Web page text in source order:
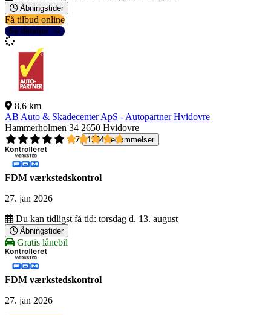
Åbningstider
Få tilbud online
Se detaljer
8,6 km
AB Auto & Skadecenter ApS - Autopartner Hvidovre
Hammerholmen 34 2650 Hvidovre
4,7
1264 bedømmelser
FDM værkstedskontrol
27. jan 2026
Du kan tidligst få tid: torsdag d. 13. august
Åbningstider
Gratis lånebil
FDM værkstedskontrol
27. jan 2026